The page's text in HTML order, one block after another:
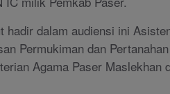
hadir dalam audiensi ini
Permukiman dan
Agama Paser Maslekhan